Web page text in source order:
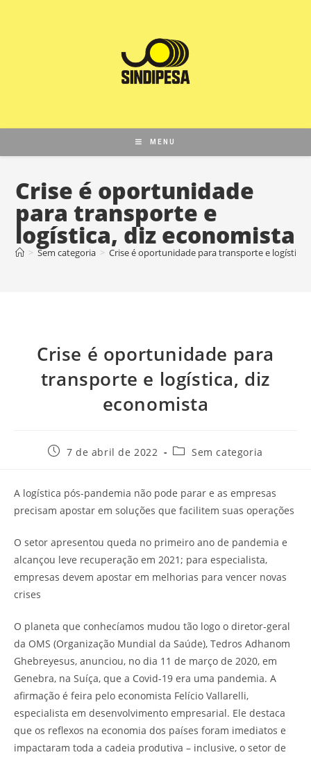
MENU
Crise é oportunidade
para transporte e
logística, diz economista
> Sem categoria > Crise é oportunidade para transporte e
Crise é oportunidade para
transporte e logística, diz
economista
7 de abril de 2022 Sem categoria
A logística pós-pandemia não pode parar e as empresas
precisam apostar em soluções que facilitem suas operações
O setor apresentou queda no primeiro ano de pandemia e
alcançou leve recuperação em 2021; para especialista,
empresas devem apostar em melhorias para vencer novas
crises
O planeta que conhecíamos mudou tão logo o diretor-geral
da OMS (Organização Mundial da Saúde), Tedros Adhanom
Ghebreyesus, anunciou, no dia 11 de março de 2020, em
Genebra, na Suíça, que a Covid-19 era uma pandemia. A
afirmação é feira pelo economista Felício Vallarelli,
especialista em desenvolvimento empresarial. Ele destaca
que os reflexos na economia dos países foram imediatos e
impactaram toda a cadeia produtiva – inclusive, o setor de